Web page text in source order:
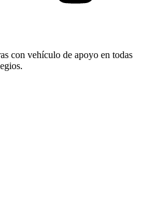
con vehículo de apoyo en todas